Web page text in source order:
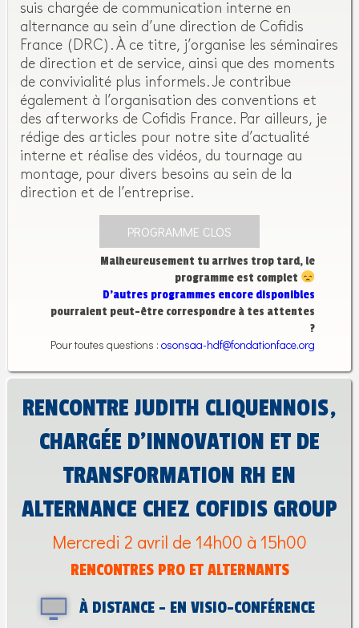
suis chargée de communication interne en
alternance au sein d’une direction de Cofidis
France (DRC). À ce titre, j’organise les séminaires
de direction et de service, ainsi que des moments
de convivialité plus informels. Je contribue
également à l’organisation des conventions et
des afterworks de Cofidis France. Par ailleurs, je
rédige des articles pour notre site d’actualité
interne et réalise des vidéos, du tournage au
montage, pour divers besoins au sein de la
direction et de l’entreprise.
PROGRAMME CLOS
Malheureusement tu arrives trop tard, le
programme est complet
D’autres programmes encore disponibles
pourraient peut-être correspondre à tes attentes
?
Pour toutes questions : osonsaa-hdf@fondationface.org
RENCONTRE JUDITH CLIQUENNOIS,
CHARGÉE D’INNOVATION ET DE
TRANSFORMATION RH EN
ALTERNANCE CHEZ COFIDIS GROUP
Mercredi 2 avril de 14h00 à 15h00
RENCONTRES PRO ET ALTERNANTS
À DISTANCE - EN VISIO-CONFÉRENCE